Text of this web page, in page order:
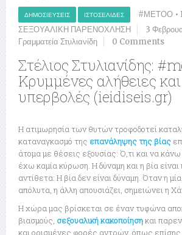
ΔΗΜΟΣΙΕΎΣΕΙΣ ΙΣΤΟΣΕΛΊΔΕΣ #ΜΕΤΟΟ •
ΣΕΞΟΥΑΛΙΚΗ ΠΑΡΕΝΟΧΛΗΣΗ
3
Γραμματεία Στυλιανίδη
0 Comments
Στέλιος Στυλιανίδης:
Κρυμμένες αλήθειες και
υπερβολές (ieidiseis.gr)
Η ατιμωρησία των θυτών τροφοδοτεί
καταναγκασμό της επανάληψης της βίας
άτομα με θέσεις εξουσίας: Ό,τι και να
έχω καμία κύρωση. Η δύναμη και η βία
αντίθετα: Η βία δεν είναι δύναμη. Όταν η
απόλυτα, η άλλη απουσιάζει, σημειώνει η
Η χώρα μας βρίσκεται σε έναν τυφώνα
βιασμούς, σεξουαλική κακοποίησηκαι
και ορισμένες φορές αντρών, όπως επίσης